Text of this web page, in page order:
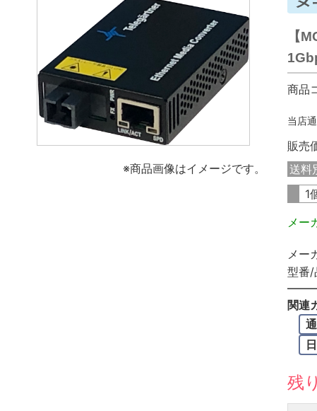
※商品画像はイメージです。
【
商品
当店
販売
送料
1
メー
メー
型番/
関連
残